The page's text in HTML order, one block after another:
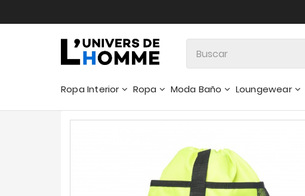
Ropa Interior Ropa Moda Baño Loungewear